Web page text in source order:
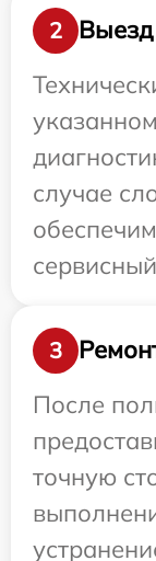
2
случае
3
После
точную